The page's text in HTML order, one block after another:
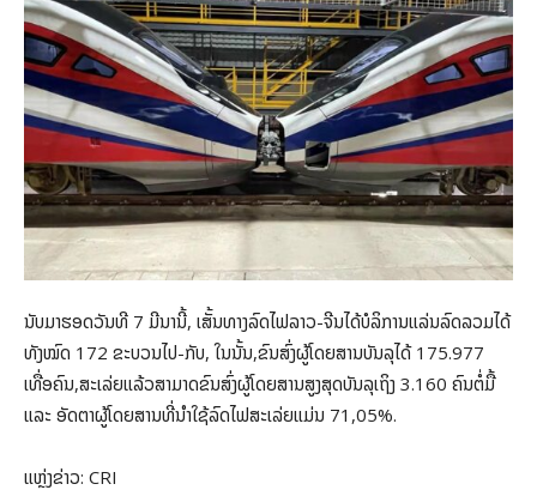
ນັບມາຮອດວັນທີ 7 ມີນານີ້, ເສັ້ນທາງລົດໄຟລາວ-ຈີນໄດ້ບໍລິການແລ່ນລົດລວມໄດ້
ທັງໝົດ 172 ຂະບວນໄປ-ກັບ, ໃນນັ້ນ,ຂົນສົ່ງຜູ້ໂດຍສານບັນລຸໄດ້ 175.977
ເທື່ອຄົນ,ສະເລ່ຍແລ້ວສາມາດຂົນສົ່ງຜູ້ໂດຍສານສູງສຸດບັນລຸເຖິງ 3.160 ຄົນຕໍ່ມື້
ແລະ ອັດຕາຜູ້ໂດຍສານທີ່ນໍາໃຊ້ລົດໄຟສະເລ່ຍແມ່ນ 71,05%.
ແຫຼ່ງຂ່າວ: CRI